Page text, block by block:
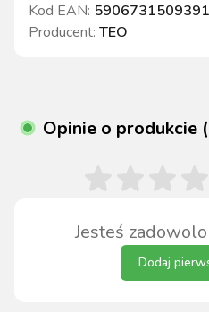
Kod EAN: 5906731509391
Producent: TEO
Opinie o produkcie
Jesteś
Dodaj